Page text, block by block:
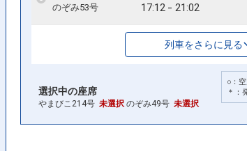
のぞみ53号 17:12 21:02
列車をさらに見る
○：
＊：
選択中の座席
やまびこ214号 未選択 のぞみ49号 未選択